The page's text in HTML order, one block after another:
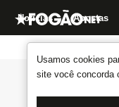
Usamos cookies
site você concorda
Notícias Apostas